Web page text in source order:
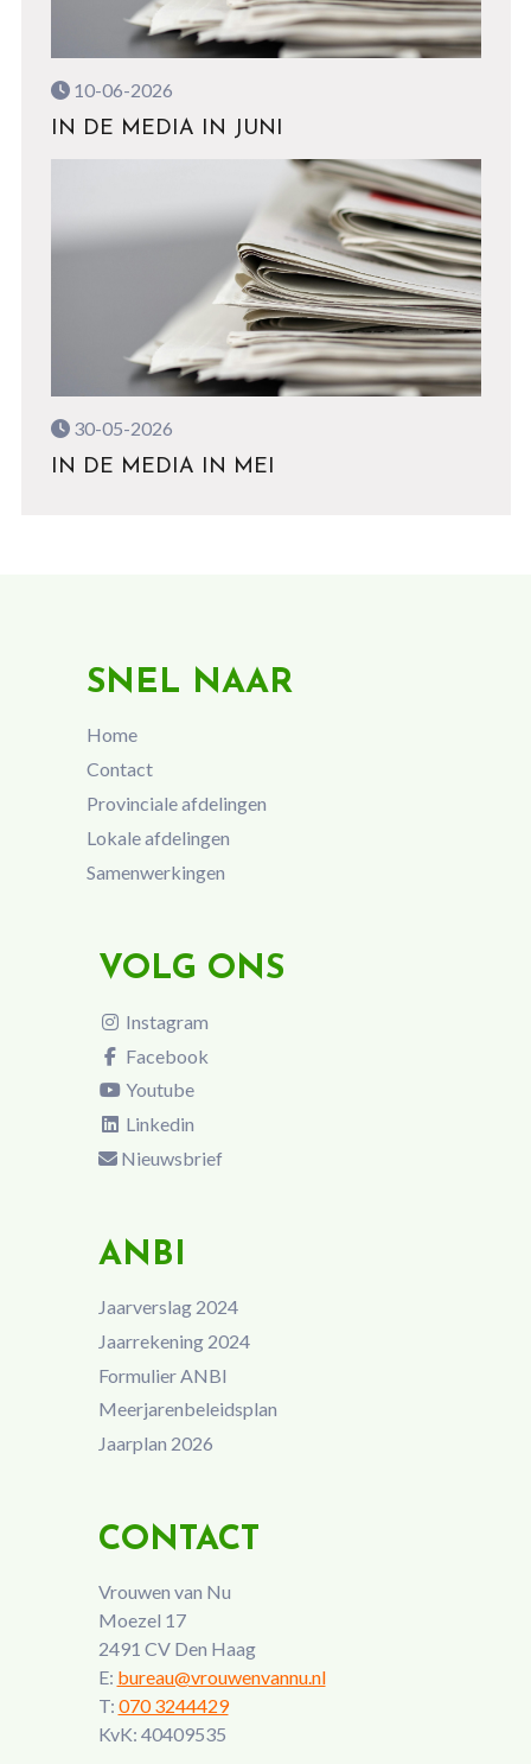
10-06-2026
IN DE MEDIA IN JUNI
30-05-2026
IN DE MEDIA IN MEI
SNEL NAAR
Home
Contact
Provinciale afdelingen
Lokale afdelingen
Samenwerkingen
VOLG ONS
Instagram
Facebook
Youtube
Linkedin
Nieuwsbrief
ANBI
Jaarverslag 2024
Jaarrekening 2024
Formulier ANBI
Meerjarenbeleidsplan
Jaarplan 2026
CONTACT
Vrouwen van Nu
Moezel 17
2491 CV Den Haag
E: bureau@vrouwenvannu.nl
T: 070 3244429
KvK: 40409535